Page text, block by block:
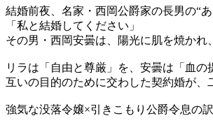
結婚前夜、名家・西岡公爵家の長男の“
「私と結婚してください」
その男・西岡安曇は、陽光に肌を焼かれ
リラは「自由と尊厳」を、安曇は「血
互いの目的のために交わした契約婚が
強気な没落令嬢×引きこもり公爵令息の